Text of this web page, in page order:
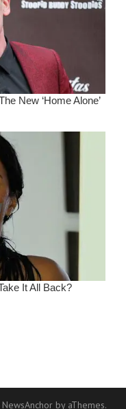
NewsAnchor by aThemes.